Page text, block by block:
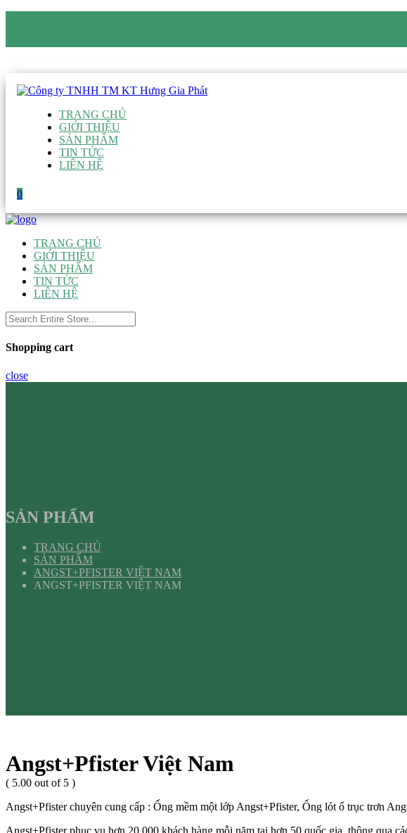
TRANG CHỦ
GIỚI THIỆU
SẢN PHẨM
TIN TỨC
LIÊN HỆ
0
TRANG CHỦ
GIỚI THIỆU
SẢN PHẨM
TIN TỨC
LIÊN HỆ
Shopping cart
close
SẢN PHẨM
TRANG CHỦ
SẢN PHẨM
ANGST+PFISTER VIỆT NAM
ANGST+PFISTER VIỆT NAM
Angst+Pfister Việt Nam
( 5.00 out of 5 )
Angst+Pfister chuyên cung cấp : Ống mềm một lớp Angst+Pfister, Ống lót ổ trục trơn